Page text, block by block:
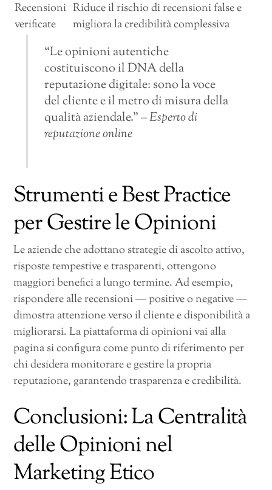
Recensioni
verificate
Riduce il rischio di recensioni false e
migliora la credibilità complessiva
“Le opinioni autentiche
costituiscono il DNA della
reputazione digitale: sono la voce
del cliente e il metro di misura della
qualità aziendale.” –Esperto di
reputazione online
Strumenti e Best Practice
per Gestire le Opinioni
Le aziende che adottano strategie di ascolto attivo,
risposte tempestive e trasparenti, ottengono
maggiori benefici a lungo termine. Ad esempio,
rispondere alle recensioni — positive o negative —
dimostra attenzione verso il cliente e disponibilità a
migliorarsi. La piattaforma di opinioni vai alla
pagina si configura come punto di riferimento per
chi desidera monitorare e gestire la propria
reputazione, garantendo trasparenza e credibilità.
Conclusioni: La Centralità
delle Opinioni nel
Marketing Etico